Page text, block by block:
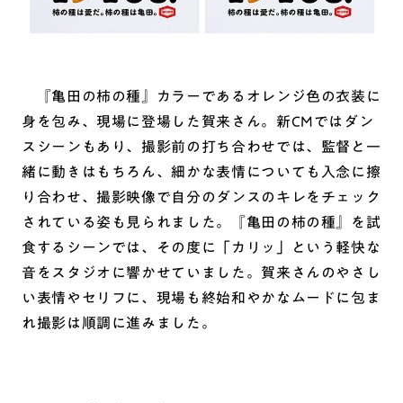
『亀田の柿の種』カラーであるオレンジ色の衣装に
身を包み、現場に登場した賀来さん。新CMではダン
スシーンもあり、撮影前の打ち合わせでは、監督と一
緒に動きはもちろん、細かな表情についても入念に擦
り合わせ、撮影映像で自分のダンスのキレをチェック
されている姿も見られました。『亀田の柿の種』を試
食するシーンでは、その度に「カリッ」という軽快な
音をスタジオに響かせていました。賀来さんのやさし
い表情やセリフに、現場も終始和やかなムードに包ま
れ撮影は順調に進みました。